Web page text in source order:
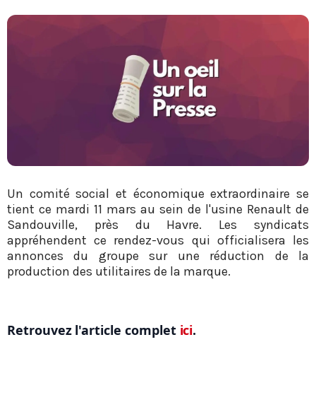
Un comité social et économique extraordinaire se
tient ce mardi 11 mars au sein de l'usine Renault de
Sandouville, près du Havre. Les syndicats
appréhendent ce rendez-vous qui officialisera les
annonces du groupe sur une réduction de la
production des utilitaires de la marque.
Retrouvez l'article complet ici.